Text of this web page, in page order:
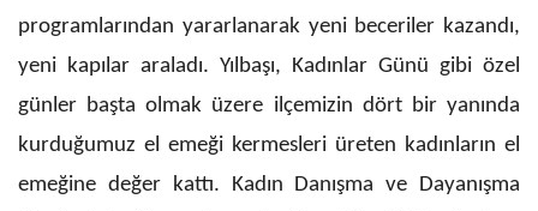
programlarından yararlanarak yeni beceriler kazandı,
yeni kapılar araladı. Yılbaşı, Kadınlar Günü gibi özel
günler başta olmak üzere ilçemizin dört bir yanında
kurduğumuz el emeği kermesleri üreten kadınların el
emeğine değer kattı. Kadın Danışma ve Dayanışma